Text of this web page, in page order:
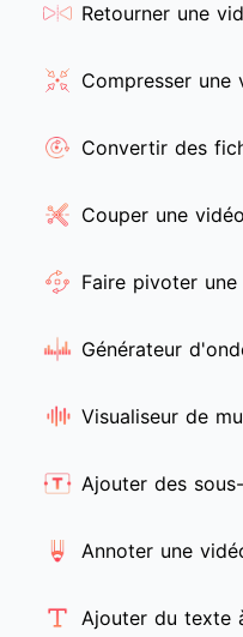
Retourner une
Compresser une
Convertir des
Couper une vidéo
Faire pivoter une
Générateur
Visualiseur de
Ajouter des
Annoter une
Ajouter du texte